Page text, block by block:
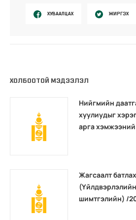
ХУВААЛЦАХ ЖИРГЭХ
ХОЛБООТОЙ МЭДЭЭЛЭЛ
Нийгмийн
хуулиудыг
арга
Жагсаалт
шимтгэлийн) /